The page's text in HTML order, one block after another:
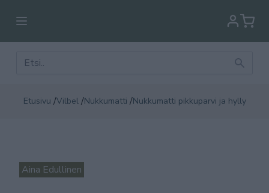
Etusivu /Vilbel /Nukkumatti /Nukkumatti pikkuparvi ja hylly
Aina Edullinen